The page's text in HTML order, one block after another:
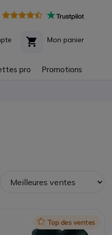
Mon panier
pro Promotions
IconTop des ventes